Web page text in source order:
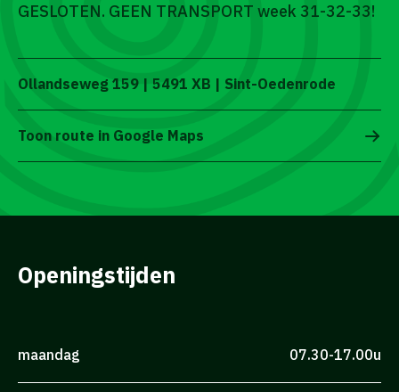
GESLOTEN. GEEN TRANSPORT week 31-32-33!
Ollandseweg 159 | 5491 XB | Sint-Oedenrode
Toon route in Google Maps
Openingstijden
maandag 07.30-17.00u